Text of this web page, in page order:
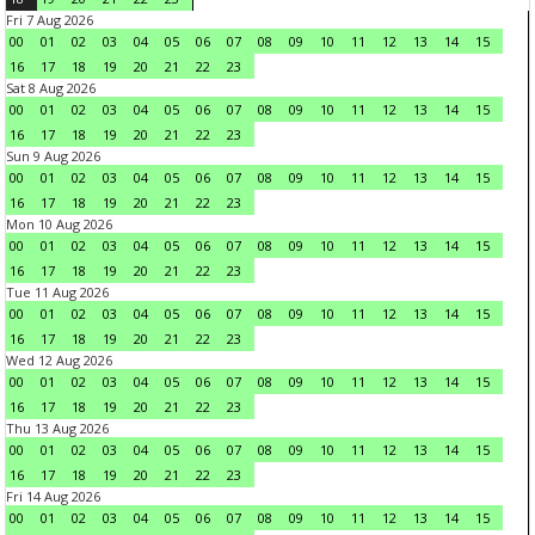
Fri 7 Aug 2026
00
01 02 03 04 05 06 07 08 09 10 11 12 13 14
15
16
17 18 19 20 21 22
23
Sat 8 Aug 2026
00
01 02 03 04 05 06 07 08 09 10 11 12 13 14
15
16
17 18 19 20 21 22
23
Sun 9 Aug 2026
00
01 02 03 04 05 06 07 08 09 10 11 12 13 14
15
16
17 18 19 20 21 22
23
Mon 10 Aug 2026
00
01 02 03 04 05 06 07 08 09 10 11 12 13 14
15
16
17 18 19 20 21 22
23
Tue 11 Aug 2026
00
01 02 03 04 05 06 07 08 09 10 11 12 13 14
15
16
17 18 19 20 21 22
23
Wed 12 Aug 2026
00
01 02 03 04 05 06 07 08 09 10 11 12 13 14
15
16
17 18 19 20 21 22
23
Thu 13 Aug 2026
00
01 02 03 04 05 06 07 08 09 10 11 12 13 14
15
16
17 18 19 20 21 22
23
Fri 14 Aug 2026
00
01 02 03 04 05 06 07 08 09 10 11 12 13 14
15